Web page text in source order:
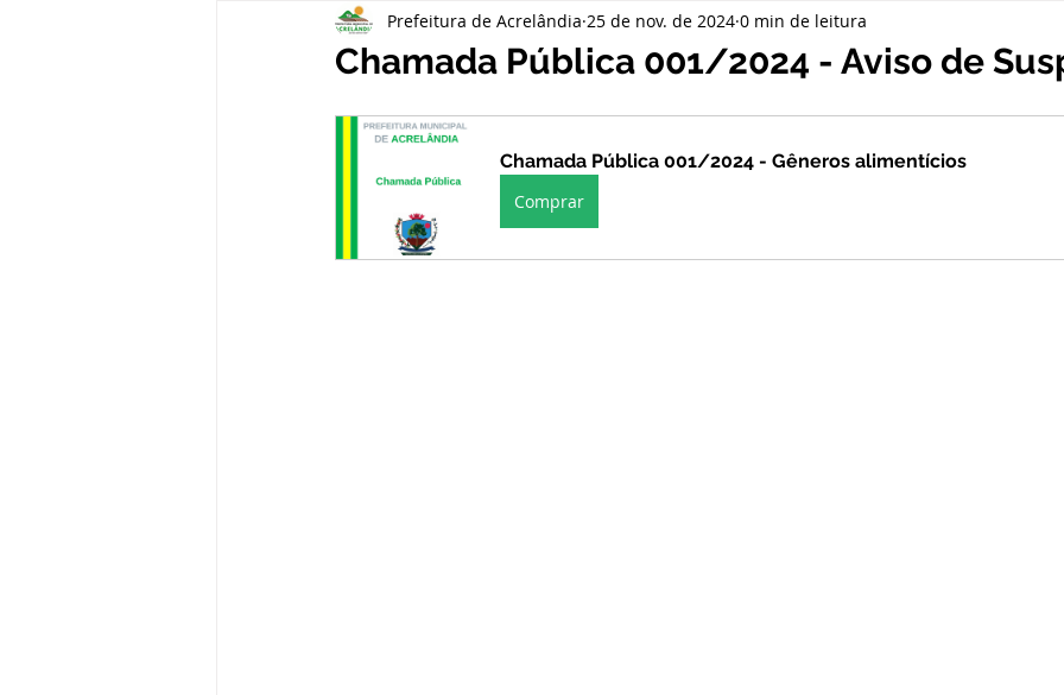
Infraestrutura e Obras Desporto Cultura e Lazer Educação Assistência Social
Administração e Finanças Institucional e Governo Expoacrelandia Notas e
Datas Comemorativas Defesa Civil
Chamada Pública 001/2024 - Aviso de
Prefeitura de Acrelândia 25 de nov. de 2024 0 min de leitura
Chamada Pública 001/2024 - Gêneros alimentícios
Comprar